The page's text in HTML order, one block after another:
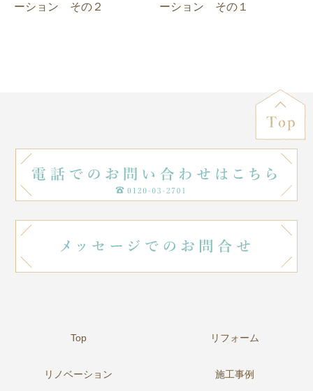
ーション その２
ーション その１
Top リフォーム
リノベーション 施工事例